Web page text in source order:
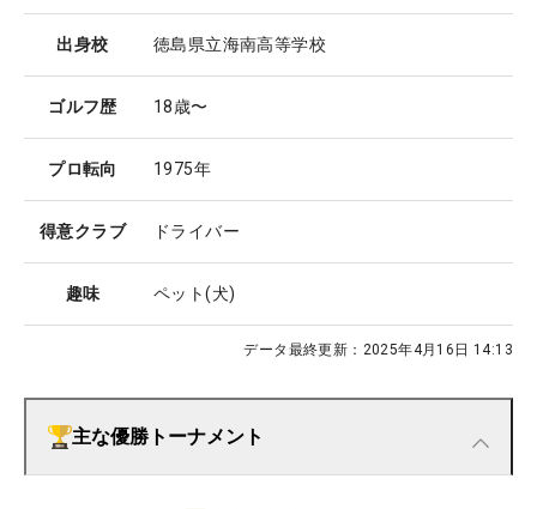
出身校 徳島県立海南高等学校
ゴルフ歴 18歳〜
プロ転向 1975年
得意クラブ ドライバー
趣味 ペット(犬)
データ最終更新： 2025年4月16日 14:13
主な優勝トーナメント